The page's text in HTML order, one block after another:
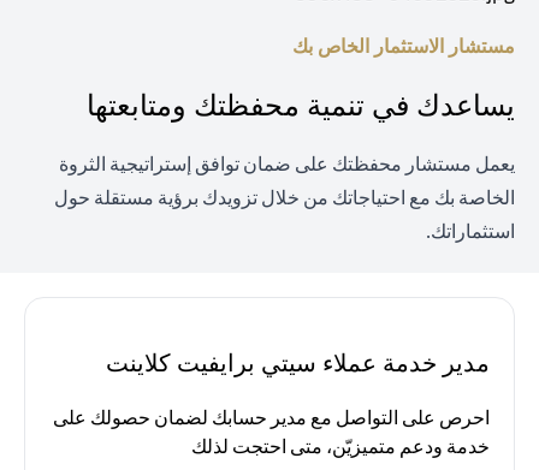
مستشار الاستثمار الخاص بك
يساعدك في تنمية محفظتك ومتابعتها
يعمل مستشار محفظتك على ضمان توافق إستراتيجية الثروة
الخاصة بك مع احتياجاتك من خلال تزويدك برؤية مستقلة حول
استثماراتك.
مدير خدمة عملاء سيتي برايفيت كلاينت
احرص على التواصل مع مدير حسابك لضمان حصولك على
خدمة ودعم متميزيّن، متى احتجت لذلك